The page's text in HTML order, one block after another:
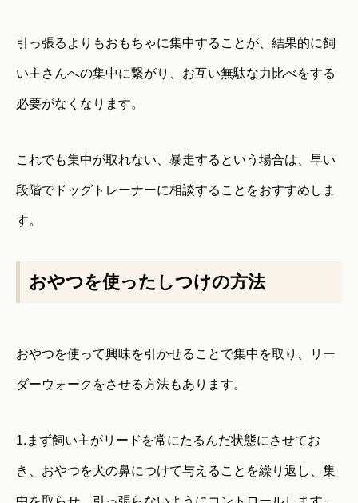
引っ張るよりもおもちゃに集中することが、結果的に飼
い主さんへの集中に繋がり、お互い無駄な力比べをする
必要がなくなります。
これでも集中が取れない、暴走するという場合は、早い
段階でドッグトレーナーに相談することをおすすめしま
す。
おやつを使ったしつけの方法
おやつを使って興味を引かせることで集中を取り、リー
ダーウォークをさせる方法もあります。
1.まず飼い主がリードを常にたるんだ状態にさせてお
き、おやつを犬の鼻につけて与えることを繰り返し、集